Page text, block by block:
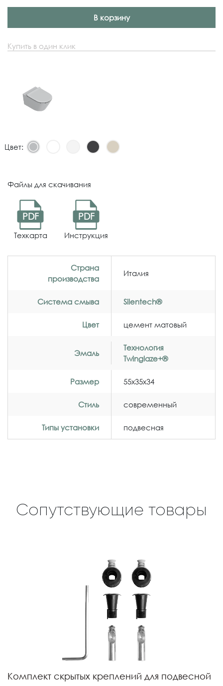
В корзину
Купить в один клик
Цвет:
Файлы для скачивания
PDF
Техкарта
PDF
Инструкция
Страна
производства
Италия
Система смыва Silentech®
Цвет цемент матовый
Эмаль
Технология
Twinglaze+®
Размер 55x35x34
Стиль современный
Типы установки подвесная
Сопутствующие товары
Комплект скрытых креплений для подвесной